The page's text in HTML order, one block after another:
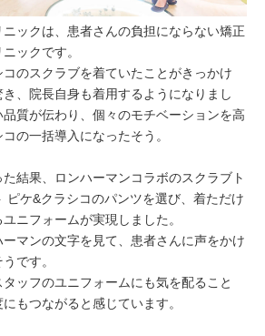
ックは、患者さんの負担にならない矯正
ックです。
のスクラブを着ていたことがきっかけ
、院長自身も着用するようになりまし
質が伝わり、個々のモチベーションを高
の一括導入になったそう。
結果、ロンハーマンコラボのスクラブト
ピケ&クラシコのパンツを選び、着ただけ
ニフォームが実現しました。
マンの文字を見て、患者さんに声をかけ
です。
ッフのユニフォームにも気を配ること
もつながると感じています。